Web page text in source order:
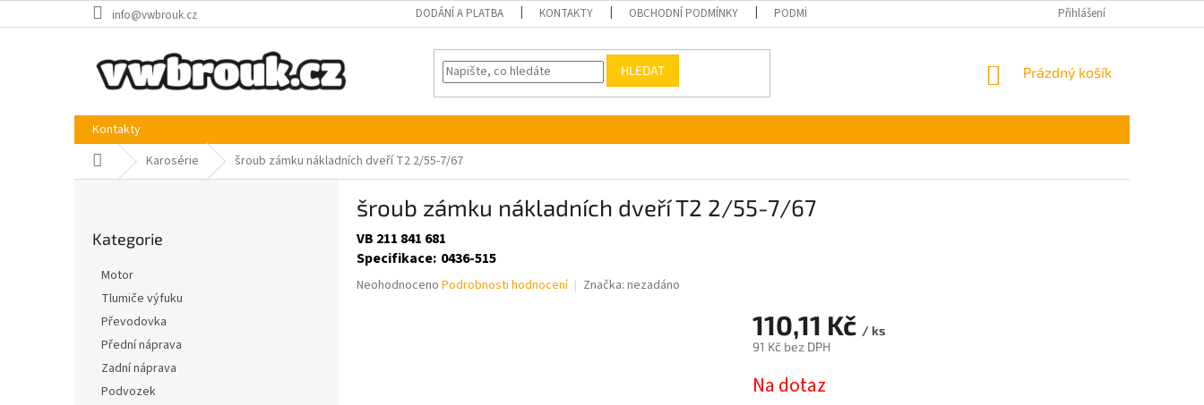
na
info@vwbrouk.cz DODÁNÍ A PLATBA KONTAKTY OBCHODNÍ PODMÍNKY PODMÍNKY OCHRANY OSOBNÍCH ÚDAJŮ Přihlášení
HLEDAT
NÁKUPNÍ
Prázdný košík
Kontakty
Domů Karosérie šroub zámku nákladních dveří T2 2/55-7/67
kategorie
Kategorie
Motor
Tlumiče výfuku
Převodovka
Přední náprava
Zadní náprava
Podvozek
šroub zámku nákladních dveří T2 2/55-7/67
VB 211 841 681
Specifikace: 0436-515
Průměrné
Neohodnoceno Podrobnosti hodnocení Značka: nezadáno
110,11 Kč / ks
91 Kč bez DPH
cena:
Na dotaz